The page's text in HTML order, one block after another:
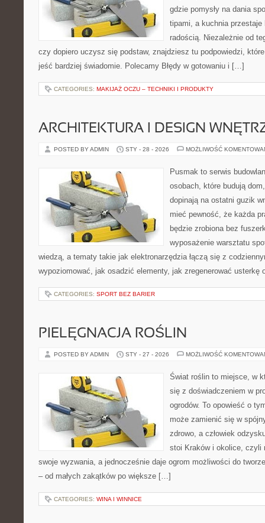
gdzie pomysły na dania
tipami, a kuchnia
radością. Niezależnie od
czy dopiero uczysz się podstaw, znajdziesz tu podpowiedzi,
jeść bardziej świadomie. Polecamy Błędy w gotowaniu i […]
CATEGORIES: MAKIJAŻ OCZU – TECHNIKI I PRODUKTY
ARCHITEKTURA I DESIGN
POSTED BY ADMIN STY - 28 - 2026 MOŻLIWOŚĆ
Pusmak to serwis
osobach, które budują
dopinają na ostatni guzik
mieć pewność, że każda
będzie zrobiona bez
wyposażenie warsztatu
wiedzą, a tematy takie jak elektronarzędzia łączą się z
wypoziomować, jak osadzić elementy, jak zregenerować usterkę
CATEGORIES: SPORT BEZ BARIER
PIELĘGNACJA ROŚLIN
POSTED BY ADMIN STY - 27 - 2026 MOŻLIWOŚĆ
Świat roślin to miejsce, w
się z doświadczeniem w
ogrodów. To opowieść o
może zamienić się w
zdrowo, a człowiek
stoi Kraków i okolice, czyli
swoje wyzwania, a jednocześnie daje ogrom możliwości do
– od małych zakątków po większe […]
CATEGORIES: WINA I WINNICE